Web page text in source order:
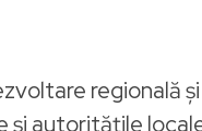
regională
și autoritățile